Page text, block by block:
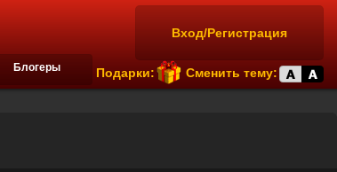
Вход/Регистрация
Подарки: Сменить тему:
Блогеры